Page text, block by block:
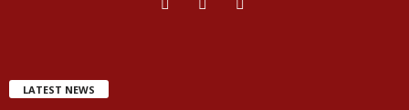
LATEST NEWS